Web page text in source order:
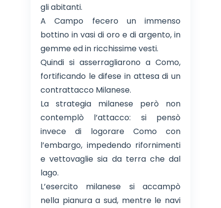
gli abitanti.
A Campo fecero un immenso
bottino in vasi di oro e di argento, in
gemme ed in ricchissime vesti.
Quindi si asserragliarono a Como,
fortificando le difese in attesa di un
contrattacco Milanese.
La strategia milanese però non
contemplò l’attacco: si pensò
invece di logorare Como con
l’embargo, impedendo rifornimenti
e vettovaglie sia da terra che dal
lago.
L’esercito milanese si accampò
nella pianura a sud, mentre le navi